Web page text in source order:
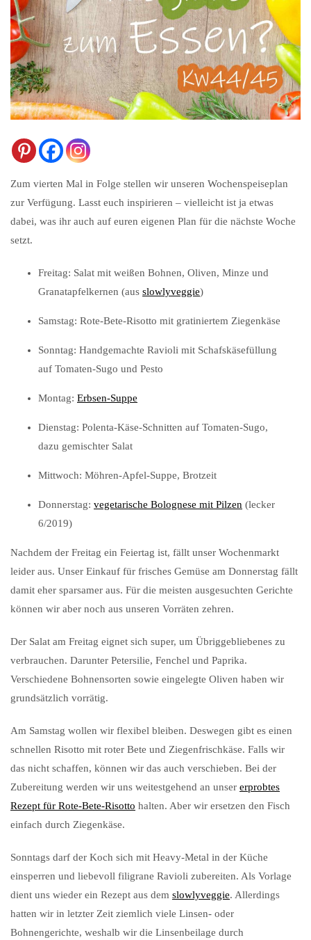
Zum vierten Mal in Folge stellen wir unseren Wochenspeiseplan
zur Verfügung. Lasst euch inspirieren – vielleicht ist ja etwas
dabei, was ihr auch auf euren eigenen Plan für die nächste Woche
setzt.
Freitag: Salat mit weißen Bohnen, Oliven, Minze und
Granatapfelkernen (aus slowlyveggie)
Samstag: Rote-Bete-Risotto mit gratiniertem Ziegenkäse
Sonntag: Handgemachte Ravioli mit Schafskäsefüllung
auf Tomaten-Sugo und Pesto
Montag: Erbsen-Suppe
Dienstag: Polenta-Käse-Schnitten auf Tomaten-Sugo,
dazu gemischter Salat
Mittwoch: Möhren-Apfel-Suppe, Brotzeit
Donnerstag: vegetarische Bolognese mit Pilzen (lecker
6/2019)
Nachdem der Freitag ein Feiertag ist, fällt unser Wochenmarkt
leider aus. Unser Einkauf für frisches Gemüse am Donnerstag fällt
damit eher sparsamer aus. Für die meisten ausgesuchten Gerichte
können wir aber noch aus unseren Vorräten zehren.
Der Salat am Freitag eignet sich super, um Übriggebliebenes zu
verbrauchen. Darunter Petersilie, Fenchel und Paprika.
Verschiedene Bohnensorten sowie eingelegte Oliven haben wir
grundsätzlich vorrätig.
Am Samstag wollen wir flexibel bleiben. Deswegen gibt es einen
schnellen Risotto mit roter Bete und Ziegenfrischkäse. Falls wir
das nicht schaffen, können wir das auch verschieben. Bei der
Zubereitung werden wir uns weitestgehend an unser erprobtes
Rezept für Rote-Bete-Risotto halten. Aber wir ersetzen den Fisch
einfach durch Ziegenkäse.
Sonntags darf der Koch sich mit Heavy-Metal in der Küche
einsperren und liebevoll filigrane Ravioli zubereiten. Als Vorlage
dient uns wieder ein Rezept aus dem slowlyveggie. Allerdings
hatten wir in letzter Zeit ziemlich viele Linsen- oder
Bohnengerichte, weshalb wir die Linsenbeilage durch